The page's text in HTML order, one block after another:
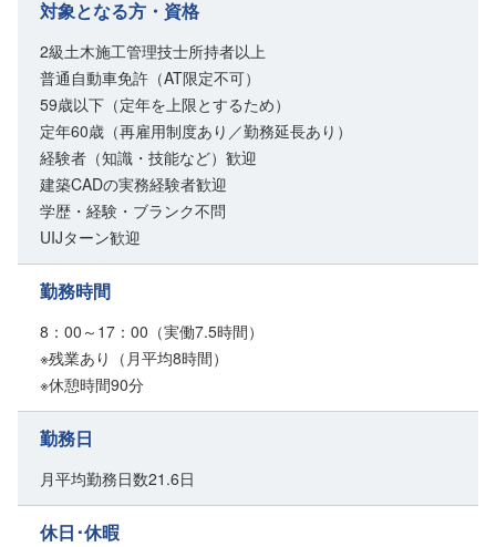
対象となる方・資格
2級土木施工管理技士所持者以上
普通自動車免許（AT限定不可）
59歳以下（定年を上限とするため）
定年60歳（再雇用制度あり／勤務延長あり）
経験者（知識・技能など）歓迎
建築CADの実務経験者歓迎
学歴・経験・ブランク不問
UIJターン歓迎
勤務時間
8：00～17：00（実働7.5時間）
※残業あり（月平均8時間）
※休憩時間90分
勤務日
月平均勤務日数21.6日
休日･休暇